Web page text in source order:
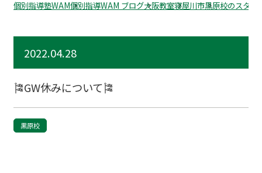
個別指導塾WAM個別指導WAM ブログ大阪教室寝屋川市黒原校のスタッ
2022.04.28
🎏GW休みについて🎏
黒原校